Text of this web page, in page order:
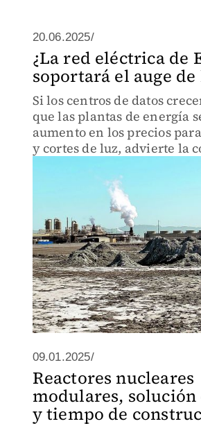
20.06.2025/
¿La red eléctrica de
soportará el auge de
Si los centros de datos
que las plantas de energía
aumento en los precios
y cortes de luz, advierte la
09.01.2025/
Reactores nucleares
modulares, solución
y tiempo de